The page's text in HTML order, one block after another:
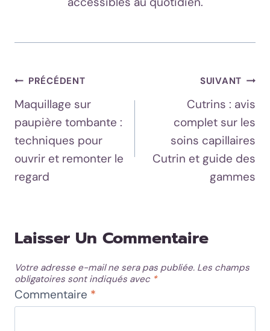
Navigation
De
L’article
PRÉCÉDENT
Maquillage sur
paupière tombante :
techniques pour
ouvrir et remonter le
regard
SUIVANT
Cutrins : avis
complet sur les
soins capillaires
Cutrin et guide des
gammes
Laisser Un Commentaire
Votre adresse e-mail ne sera pas publiée. Les champs
obligatoires sont indiqués avec *
Commentaire *